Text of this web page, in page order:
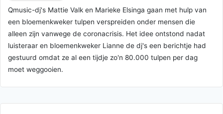
Qmusic-dj's Mattie Valk en Marieke Elsinga gaan met hulp van
een bloemenkweker tulpen verspreiden onder mensen die
alleen zijn vanwege de coronacrisis. Het idee ontstond nadat
luisteraar en bloemenkweker Lianne de dj's een berichtje had
gestuurd omdat ze al een tijdje zo'n 80.000 tulpen per dag
moet weggooien.